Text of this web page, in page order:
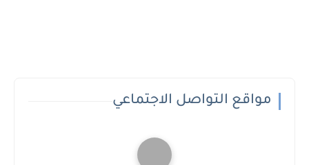
مواقع التواصل الاجتماعي